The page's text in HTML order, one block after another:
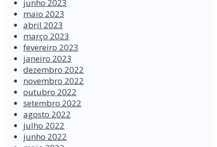
junho 2023
maio 2023
abril 2023
março 2023
fevereiro 2023
janeiro 2023
dezembro 2022
novembro 2022
outubro 2022
setembro 2022
agosto 2022
julho 2022
junho 2022